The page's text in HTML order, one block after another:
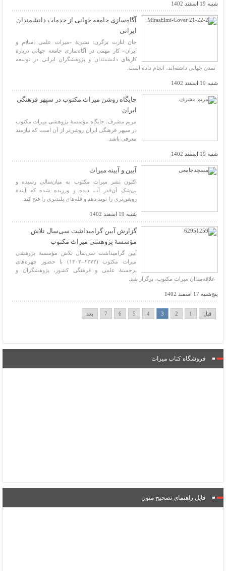
شنبه 19 اسفند 1402
آگاه‌سازی جامعه جهانی از خدمات دانشمندان
ایرانی
جان لنارت برگرن: نشریۀ «میراث علمی اسلام و
ایران» کار مهمی در آگاه‌سازی جامعه جهانی دربارۀ
کارهای دانشمندان و پژوهشگران ایرانی در توسعه
تمدن جهانی داشته‌اند، انجام داده است.
شنبه 19 اسفند 1402
جایگاه روشن میراث مکتوب در سپهر فرهنگی
ایران
مریم مشرف: جایگاه مؤسسهٔ پژوهشی میراث مکتوب
در سپهر فرهنگی ایران روشن‌تر از آن است که نیازمند
معرفی باشد.
شنبه 19 اسفند 1402
آیین و آیینه میراث
اکنون نشر میراث مکتوب به میان‌سالی رسیده و
بی‌شک آن‌قدر آب دیده و ورزیده شده که آیندۀ
روشن‌تری را نوید دهد و قله‌های بلندتری را فتح کند.
شنبه 19 اسفند 1402
گزارش آیین گرامیداشت سی‌سال تلاش
مؤسسۀ پژوهشی میراث مکتوب
آیین گرامیداشت سی‌سال تلاش مؤسسۀ پژوهشی
میراث مکتوب (۱۳۷۲–۱۴۰۲) با حضور چهره‌های
برجستۀ علمی و فرهنگی کشور، پژوهشگران و
علاقه‌مندان میراث مکتوب، برگزار شد.
پنج‌شنبه 17 اسفند 1402
قبل 1
2
3
4
5
6
7 بعد
فروشگاه کتاب میراث
فایل راهنمای تصحیح متون